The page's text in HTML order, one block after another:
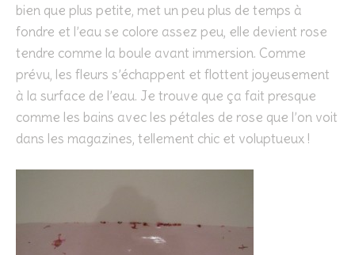
bien que plus petite, met un peu plus de temps à
fondre et l’eau se colore assez peu, elle devient rose
tendre comme la boule avant immersion. Comme
prévu, les fleurs s’échappent et flottent joyeusement
à la surface de l’eau. Je trouve que ça fait presque
comme les bains avec les pétales de rose que l’on voit
dans les magazines, tellement chic et voluptueux !